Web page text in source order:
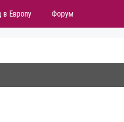
в Европу Форум